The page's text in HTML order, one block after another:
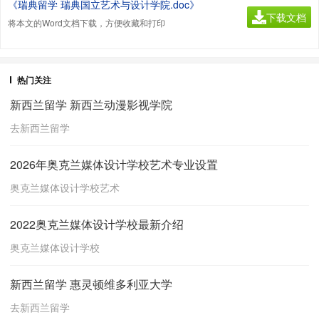
《瑞典留学 瑞典国立艺术与设计学院.doc》
将本文的Word文档下载，方便收藏和打印 下载文档
热门关注
新西兰留学 新西兰动漫影视学院
去新西兰留学
2026年奥克兰媒体设计学校艺术专业设置
奥克兰媒体设计学校艺术
2022奥克兰媒体设计学校最新介绍
奥克兰媒体设计学校
新西兰留学 惠灵顿维多利亚大学
去新西兰留学